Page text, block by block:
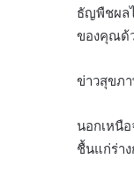
ธัญพืชผล
ของคุณด้
ข่าวสุขภ
นอกเหนื
ชื้นแก่ร่าง